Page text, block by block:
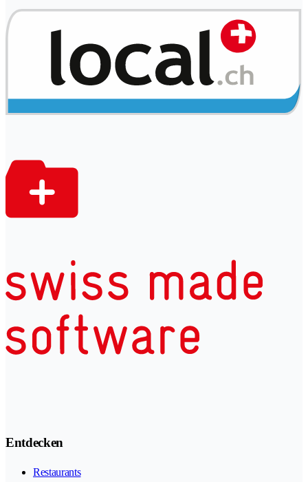
Entdecken
Restaurants